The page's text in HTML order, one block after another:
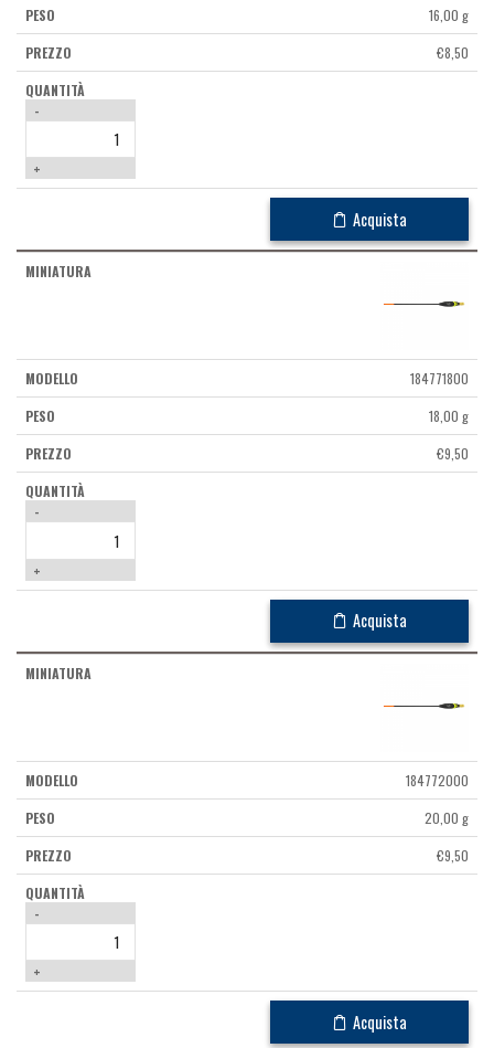
16,00 g
€8,50
-
+
Acquista
184771800
18,00 g
€9,50
-
+
Acquista
184772000
20,00 g
€9,50
-
+
Acquista